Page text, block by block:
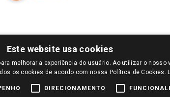
DE SUA PREFERÊNCIA. SOMENTE APÓS O LOGIN, OS PREÇOS
PARA COMPRAS REALIZADAS NO GIASSI.COM.BR E NA LOJA
DE BUSCAS.
Este website usa cookies
melhorar a experiência do usuário. Ao utilizar o nosso
os cookies de acordo com nossa Política de Cookies.
DIRECIONAMENTO